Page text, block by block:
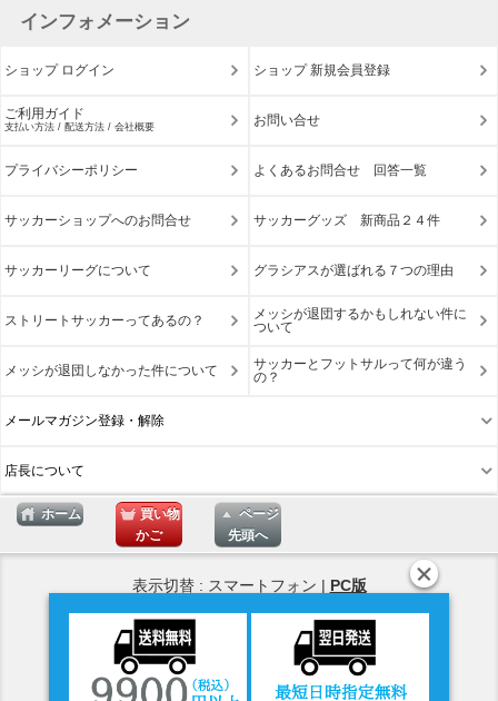
インフォメーション
ショップ ログイン ショップ 新規会員登録
ご利用ガイド
支払い方法 / 配送方法 / 会社概要 お問い合せ
プライバシーポリシー よくあるお問合せ 回答一覧
サッカーショップへのお問合せ サッカーグッズ 新商品２４件
サッカーリーグについて グラシアスが選ばれる７つの理由
ストリートサッカーってあるの？
メッシが退団するかもしれない件に
ついて
メッシが退団しなかった件について
サッカーとフットサルって何が違う
の？
メールマガジン登録・解除
店長について
ホーム
買い物
かご
ページ
先頭へ
表示切替 : スマートフォン | PC版